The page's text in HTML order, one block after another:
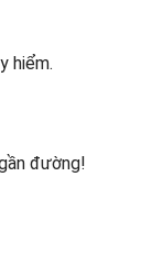
hiểm.
đường!